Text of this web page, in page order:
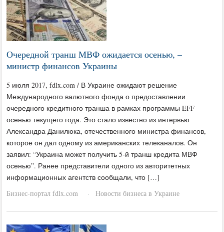
Очередной транш МВФ ожидается осенью, –
министр финансов Украины
5 июля 2017, fdlx.com / В Украине ожидают решение
Международного валютного фонда о предоставлении
очередного кредитного транша в рамках программы EFF
осенью текущего года. Это стало известно из интервью
Александра Данилюка, отечественного министра финансов,
которое он дал одному из американских телеканалов. Он
заявил: “Украина может получить 5-й транш кредита МВФ
осенью”. Ранее представители одного из авторитетных
информационных агентств сообщали, что […]
Бизнес-портал fdlx.com
· Новости бизнеса в Украине